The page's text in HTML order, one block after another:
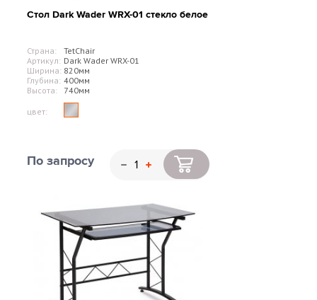
Стол Dark Wader WRX-01 стекло белое
Страна:
TetChair
Артикул: Dark Wader WRX-01
Ширина: 820мм
Глубина: 400мм
Высота:
740мм
цвет:
По запросу